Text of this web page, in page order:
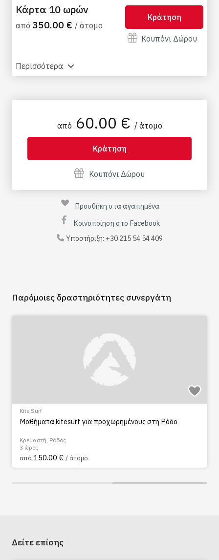
Κάρτα 10 ωρών
από 350.00 € / άτομο
Κράτηση
Κουπόνι Δώρου
Περισσότερα
από 60.00 € / άτομο
Κράτηση
Κουπόνι Δώρου
Προσθήκη στα αγαπημένα
Κοινοποίηση στο Facebook
Υποστήριξη: +30 215 54 54 409
Παρόμοιες δραστηριότητες συνεργάτη
Kite Surf
Μαθήματα kitesurf για προχωρημένους στη Ρόδο
Κρεμαστή, Ρόδος
3 ώρες
από 150.00 € / άτομο
Δείτε επίσης